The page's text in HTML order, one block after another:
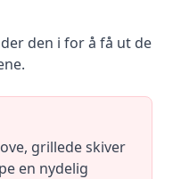
den i for å få ut de
grillede skiver
en nydelig